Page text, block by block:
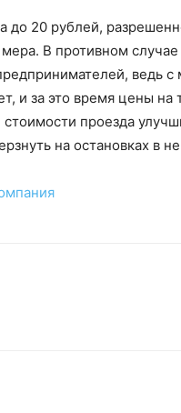
20 рублей,
В противном
ведь
и за это время цены на
проезда
на остановках в